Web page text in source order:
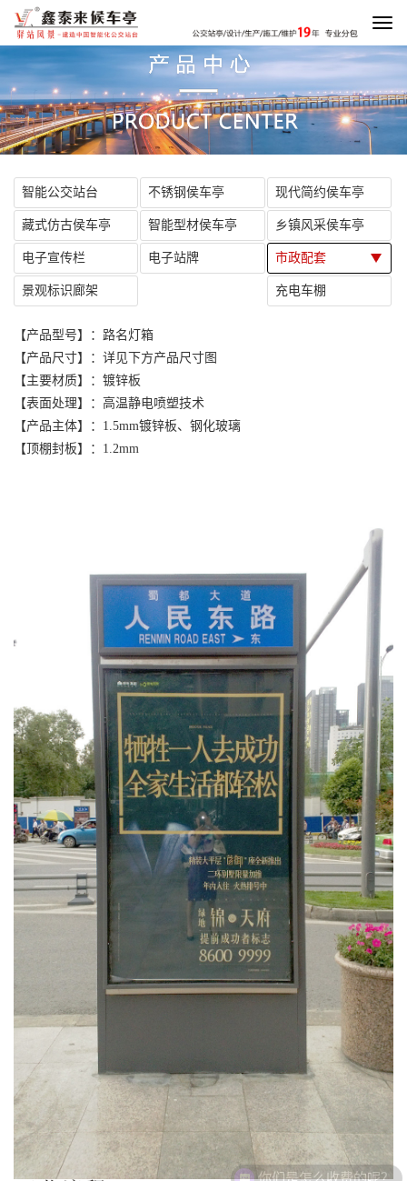
智能公交站台 不锈钢侯车亭 现代简约侯车亭
藏式仿古侯车亭 智能型材侯车亭 乡镇风采侯车亭
电子宣传栏 电子站牌 市政配套
景观标识廊架 充电车棚
【产品型号】：路名灯箱
【产品尺寸】：详见下方产品尺寸图
【主要材质】：镀锌板
【表面处理】：高温静电喷塑技术
【产品主体】：1.5mm镀锌板、钢化玻璃
【顶棚封板】：1.2mm